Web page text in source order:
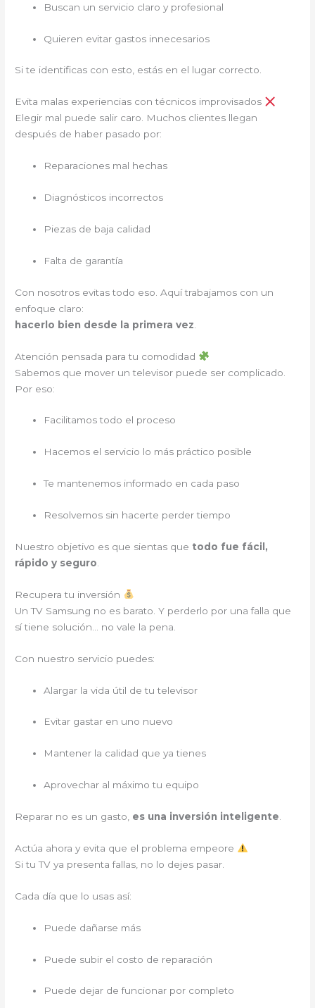
Buscan un servicio claro y profesional
Quieren evitar gastos innecesarios
Si te identificas con esto, estás en el lugar correcto.
Evita malas experiencias con técnicos improvisados
Elegir mal puede salir caro. Muchos clientes llegan
después de haber pasado por:
Reparaciones mal hechas
Diagnósticos incorrectos
Piezas de baja calidad
Falta de garantía
Con nosotros evitas todo eso. Aquí trabajamos con un
enfoque claro:
hacerlo bien desde la primera vez
Atención pensada para tu comodidad
Sabemos que mover un televisor puede ser complicado.
Por eso:
Facilitamos todo el proceso
Hacemos el servicio lo más práctico posible
Te mantenemos informado en cada paso
Resolvemos sin hacerte perder tiempo
Nuestro objetivo es que sientas que todo fue fácil,
rápido y seguro
Recupera tu inversión
Un TV Samsung no es barato. Y perderlo por una falla que
sí tiene solución… no vale la pena.
Con nuestro servicio puedes:
Alargar la vida útil de tu televisor
Evitar gastar en uno nuevo
Mantener la calidad que ya tienes
Aprovechar al máximo tu equipo
Reparar no es un gasto, es una inversión inteligente
Actúa ahora y evita que el problema empeore
Si tu TV ya presenta fallas, no lo dejes pasar.
Cada día que lo usas así:
Puede dañarse más
Puede subir el costo de reparación
Puede dejar de funcionar por completo